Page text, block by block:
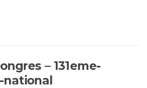
– 131eme-